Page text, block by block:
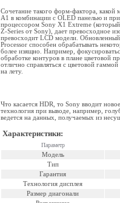
Сочетание такого форм-фактора, какой
A1 в комбинации с OLED панелью и
процессором Sony X1 Extreme (который
Z-Series от Sony), дает превосходное
превосходит LCD модели.
Processor способен обрабатывать
более изящно. Например,
обработке контуров в плане цветовой
отлично справляться с цветовой
на лету.
Что касается HDR, то Sony вводит
технология при выводе, например,
ведется на данных, получаемых из
Характеристики:
Параметр
Модель
Тип
Гарантия
Технология дисплея
Размер диагонали